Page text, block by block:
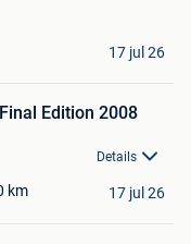
17 jul 26
Edition 2008
Details
km 17 jul 26